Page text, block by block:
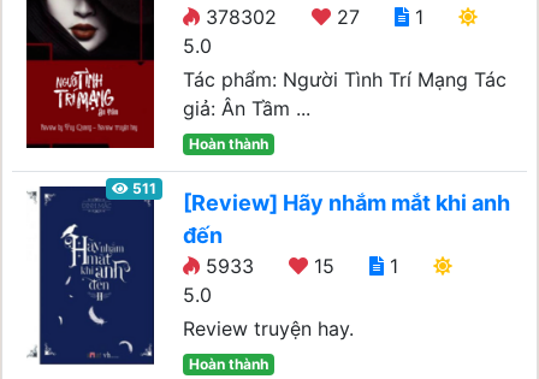
378302 27
1
5.0
Tác phẩm: Người Tình Trí Mạng Tác
giả: Ân Tầm ...
Hoàn thành
511
[Review] Hãy nhắm mắt khi anh
đến
5933 15
1
5.0
Review truyện hay.
Hoàn thành